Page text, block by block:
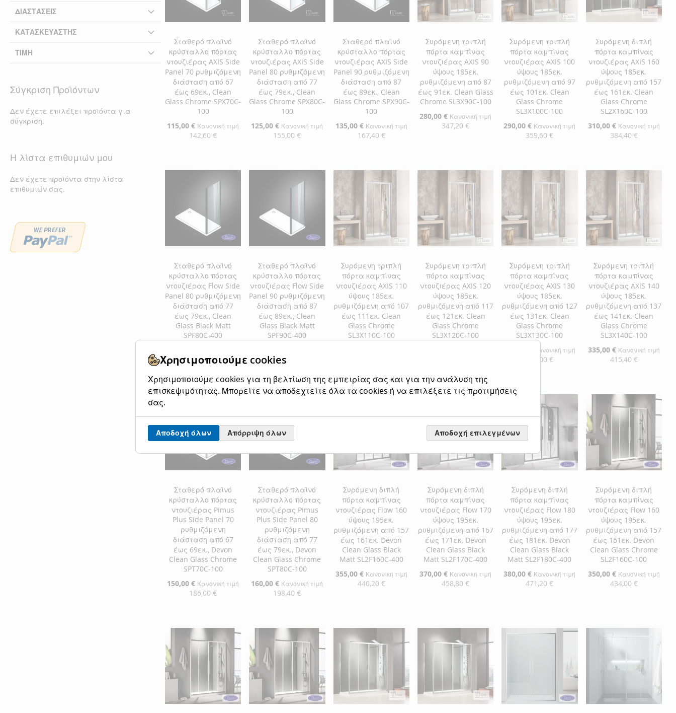
Σταθερό πλαϊνό
κρύσταλλο πόρτας
ντουζιέρας AXIS Side
Panel 70 ρυθμιζόμενη
διάσταση από 67
έως 69εκ., Clean
Glass Chrome SPX70C-
100
Ειδική
115,00 € Κανονική τιμή
142,60 €
ΠΡΟΣΘΉΚΗ
ΛΊΣΤΑ
ΕΠΙΘΥΜΙΏΝ
ΓΙΑ
ΣΎΓΚΡΙΣΗ
Σταθερό πλαϊνό
κρύσταλλο πόρτας
ντουζιέρας AXIS Side
Panel 80 ρυθμιζόμενη
διάσταση από 77
έως 79εκ., Clean
Glass Chrome SPX80C-
100
Ειδική
125,00 € Κανονική τιμή
155,00 €
ΠΡΟΣΘΉΚΗ
ΛΊΣΤΑ
ΕΠΙΘΥΜΙΏΝ
ΓΙΑ
ΣΎΓΚΡΙΣΗ
Σταθερό πλαϊνό
κρύσταλλο πόρτας
ντουζιέρας AXIS Side
Panel 90 ρυθμιζόμενη
διάσταση από 87
έως 89εκ., Clean
Glass Chrome SPX90C-
100
Ειδική
135,00 € Κανονική τιμή
167,40 €
ΠΡΟΣΘΉΚΗ
ΕΠΙΘΥΜΙΏΝ
ΠΡΟΣΘΉΚΗ
ΣΎΓΚΡΙΣΗ
Συρόμενη τριπλή
πόρτα καμπίνας
ντουζιέρας AXIS 90
ύψους 185εκ.
ρυθμιζόμενη από 87
έως 91εκ. Clean Glass
Chrome SL3X90C-100
Ειδική
280,00 € Κανονική τιμή
347,20 €
ΕΠΙΘΥΜΙΏΝ
ΠΡΟΣΘΉΚΗ
ΣΎΓΚΡΙΣΗ
Συρόμενη τριπλή
πόρτα καμπίνας
ντουζιέρας AXIS 100
ύψους 185εκ.
ρυθμιζόμενη από 97
έως 101εκ. Clean
Glass Chrome
SL3X100C-100
Ειδική
290,00 € Κανονική τιμή
359,60 €
ΠΡΟΣΘΉΚΗ
ΕΠΙΘΥΜΙΏΝ
ΠΡΟΣΘΉΚΗ
ΣΎΓΚΡΙΣΗ
Συρόμενη διπλή
πόρτα καμπίνας
ντουζιέρας AXIS 160
ύψους 185εκ.
ρυθμιζόμενη από 157
έως 161εκ. Clean
Glass Chrome
SL2X160C-100
Ειδική
310,00 € Κανονική τιμή
384,40 €
ΠΡΟΣΘΉΚΗ
ΕΠΙΘΥΜΙΏΝ
ΠΡΟΣΘΉΚΗ
ΣΎΓΚΡΙΣΗ
Σταθερό πλαϊνό
κρύσταλλο πόρτας
ντουζιέρας Flow Side
Panel 80 ρυθμιζόμενη
διάσταση από 77
έως 79εκ., Clean
Glass Black Matt
SPF80C-400
Τιμή
173,60 €
Προσθήκη στο Καλάθι
ΠΡΟΣΘΉΚΗ
ΣΤΗ
ΛΊΣΤΑ
ΠΡΟΣΘΉΚΗ
ΓΙΑ
Σταθερό πλαϊνό
κρύσταλλο πόρτας
ντουζιέρας Flow Side
Panel 90 ρυθμιζόμενη
διάσταση από 87
έως 89εκ., Clean
Glass Black Matt
SPF90C-400
Τιμή
186,00 €
Προσθήκη στο Καλάθι
ΠΡΟΣΘΉΚΗ
ΣΤΗ
ΛΊΣΤΑ
ΠΡΟΣΘΉΚΗ
ΓΙΑ
Συρόμενη τριπλή
πόρτα καμπίνας
ντουζιέρας AXIS 110
ύψους 185εκ.
ρυθμιζόμενη από 107
έως 111εκ. Clean
Glass Chrome
SL3X110C-100
Προσθήκη στο Καλάθι
ΠΡΟΣΘΉΚΗ
ΣΤΗ
ΠΡΟΣΘΉΚΗ
Συρόμενη τριπλή
πόρτα καμπίνας
ντουζιέρας AXIS 120
ύψους 185εκ.
ρυθμιζόμενη από 117
έως 121εκ. Clean
Glass Chrome
SL3X120C-100
Προσθήκη στο Καλάθι
ΠΡΟΣΘΉΚΗ
ΣΤΗ
ΛΊΣΤΑ
ΠΡΟΣΘΉΚΗ
ΓΙΑ
Συρόμενη τριπλή
πόρτα καμπίνας
ντουζιέρας AXIS 130
ύψους 185εκ.
ρυθμιζόμενη από 127
έως 131εκ. Clean
Glass Chrome
SL3X130C-100
Κανονική τιμή
403,00 €
ΠΡΟΣΘΉΚΗ
ΣΤΗ
ΛΊΣΤΑ
ΕΠΙΘΥΜΙΏΝ
ΠΡΟΣΘΉΚΗ
ΓΙΑ
ΣΎΓΚΡΙΣΗ
Συρόμενη τριπλή
πόρτα καμπίνας
ντουζιέρας AXIS 140
ύψους 185εκ.
ρυθμιζόμενη από 137
έως 141εκ. Clean
Glass Chrome
SL3X140C-100
Ειδική
335,00 € Κανονική τιμή
415,40 €
ΠΡΟΣΘΉΚΗ
ΣΤΗ
ΛΊΣΤΑ
ΠΡΟΣΘΉΚΗ
ΓΙΑ
Σταθερό πλαϊνό
κρύσταλλο πόρτας
ντουζιέρας Pimus
Plus Side Panel 70
ρυθμιζόμενη
διάσταση από 67
έως 69εκ., Devon
Clean Glass Chrome
SPT70C-100
Ειδική
150,00 € Κανονική τιμή
186,00 €
ΠΡΟΣΘΉΚΗ
ΣΤΗ
ΛΊΣΤΑ
ΠΡΟΣΘΉΚΗ
ΓΙΑ
Σταθερό πλαϊνό
κρύσταλλο πόρτας
ντουζιέρας Pimus
Plus Side Panel 80
ρυθμιζόμενη
διάσταση από 77
έως 79εκ., Devon
Clean Glass Chrome
SPT80C-100
Ειδική
160,00 € Κανονική τιμή
198,40 €
ΠΡΟΣΘΉΚΗ
ΣΤΗ
ΛΊΣΤΑ
ΠΡΟΣΘΉΚΗ
ΓΙΑ
Συρόμενη διπλή
πόρτα καμπίνας
ντουζιέρας Flow 160
ύψους 195εκ.
ρυθμιζόμενη από 157
έως 161εκ. Devon
Clean Glass Black
Matt SL2F160C-400
Ειδική
355,00 € Κανονική τιμή
440,20 €
ΣΤΗ
ΕΠΙΘΥΜΙΏΝ
ΠΡΟΣΘΉΚΗ
ΣΎΓΚΡΙΣΗ
Συρόμενη διπλή
πόρτα καμπίνας
ντουζιέρας Flow 170
ύψους 195εκ.
ρυθμιζόμενη από 167
έως 171εκ. Devon
Clean Glass Black
Matt SL2F170C-400
Ειδική
370,00 € Κανονική τιμή
458,80 €
ΣΤΗ
ΕΠΙΘΥΜΙΏΝ
ΠΡΟΣΘΉΚΗ
ΣΎΓΚΡΙΣΗ
Συρόμενη διπλή
πόρτα καμπίνας
ντουζιέρας Flow 180
ύψους 195εκ.
ρυθμιζόμενη από 177
έως 181εκ. Devon
Clean Glass Black
Matt SL2F180C-400
Ειδική
380,00 € Κανονική τιμή
471,20 €
Συρόμενη διπλή
πόρτα καμπίνας
ντουζιέρας Flow 160
ύψους 195εκ.
ρυθμιζόμενη από 157
έως 161εκ. Devon
Clean Glass Chrome
SL2F160C-100
Ειδική
350,00 € Κανονική τιμή
434,00 €
ΠΡΟΣΘΉΚΗ
ΔΙΑΣΤΆΣΕΙΣ
ΚΑΤΑΣΚΕΥΑΣΤΉΣ
ΤΙΜΉ
Σύγκριση Προϊόντων
Δεν έχετε επιλέξει προϊόντα για
σύγκριση.
Η λίστα επιθυμιών μου
Δεν έχετε προϊόντα στην λίστα
επιθυμιών σας.
Χρησιμοποιούμε cookies
Χρησιμοποιούμε cookies για τη βελτίωση της εμπειρίας σας και για την ανάλυση της
επισκεψιμότητας. Μπορείτε να αποδεχτείτε όλα τα cookies ή να επιλέξετε τις προτιμήσεις
σας.
Αποδοχή όλων Απόρριψη όλων Αποδοχή επιλεγμένων